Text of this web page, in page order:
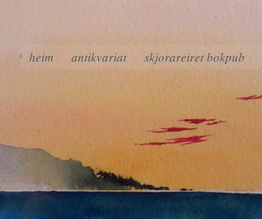
heim antikvariat skjorareiret bokpub